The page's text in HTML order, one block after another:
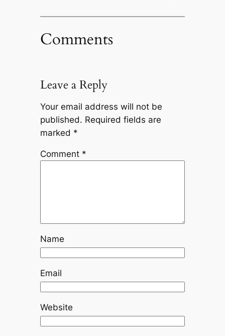
Comments
Leave a Reply
Your email address will not be
published. Required fields are
marked *
Comment *
Name
Email
Website